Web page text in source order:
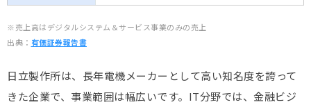
※売上高はデジタルシステム＆サービス事業のみの売上
出典： 有価証券報告書
日立製作所は、長年電機メーカーとして高い知名度を誇って
きた企業で、事業範囲は幅広いです。IT分野では、金融ビジ